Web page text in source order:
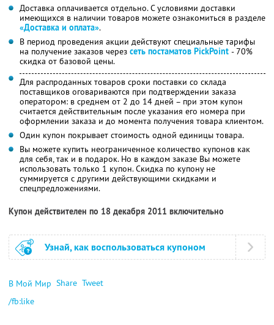
Доставка оплачивается отдельно. С условиями доставки
имеющихся в наличии товаров можете ознакомиться в разделе
«Доставка и оплата».
В период проведения акции действуют специальные тарифы
на получение заказов через сеть постаматов PickPoint - 70%
скидка от базовой цены.
Для распроданных товаров сроки поставки со склада
поставщиков оговариваются при подтверждении заказа
оператором: в среднем от 2 до 14 дней – при этом купон
считается действительным после указания его номера при
оформлении заказа и до момента получения товара клиентом.
Один купон покрывает стоимость одной единицы товара.
Вы можете купить неограниченное количество купонов как
для себя, так и в подарок. Но в каждом заказе Вы можете
использовать только 1 купон. Скидка по купону не
суммируется с другими действующими скидками и
спецпредложениями.
Купон действителен по 18 декабря 2011 включительно
Узнай, как воспользоваться купоном
В Мой Мир Share Tweet
/fb:like